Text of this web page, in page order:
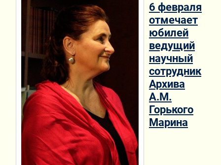
6 февраля
отмечает
юбилей
ведущий
научный
сотрудник
Архива
А.М.
Горького
Марина